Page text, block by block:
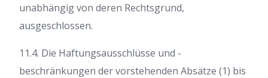
unabhängig von deren Rechtsgrund,
ausgeschlossen.
11.4. Die Haftungsausschlüsse und -
beschränkungen der vorstehenden Absätze (1) bis